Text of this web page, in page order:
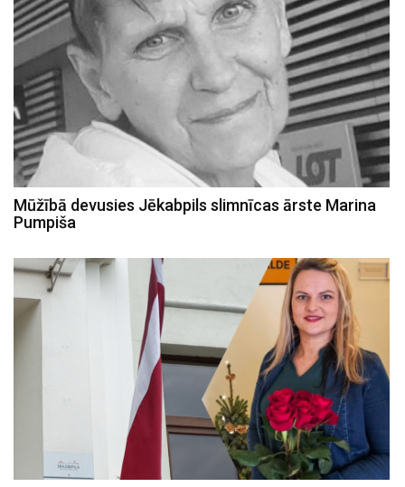
Mūžībā devusies Jēkabpils slimnīcas ārste Marina
Pumpiša